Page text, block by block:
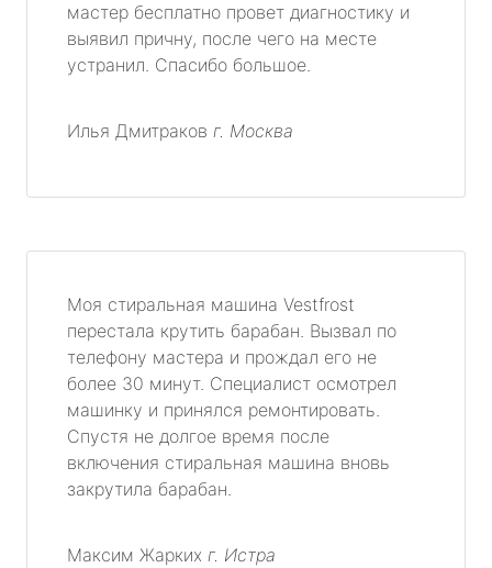
мастер бесплатно провет диагностику и
выявил причну, после чего на месте
устранил. Спасибо большое.
Илья Дмитраков г. Москва
Моя стиральная машина Vestfrost
перестала крутить барабан. Вызвал по
телефону мастера и прождал его не
более 30 минут. Специалист осмотрел
машинку и принялся ремонтировать.
Спустя не долгое время после
включения стиральная машина вновь
закрутила барабан.
Максим Жарких г. Истра